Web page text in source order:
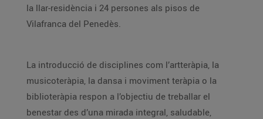
la llar-residència i 24 persones als pisos de
Vilafranca del Penedès.
La introducció de disciplines com l’artteràpia, la
musicoteràpia, la dansa i moviment teràpia o la
biblioteràpia respon a l’objectiu de treballar el
benestar des d’una mirada integral, saludable,